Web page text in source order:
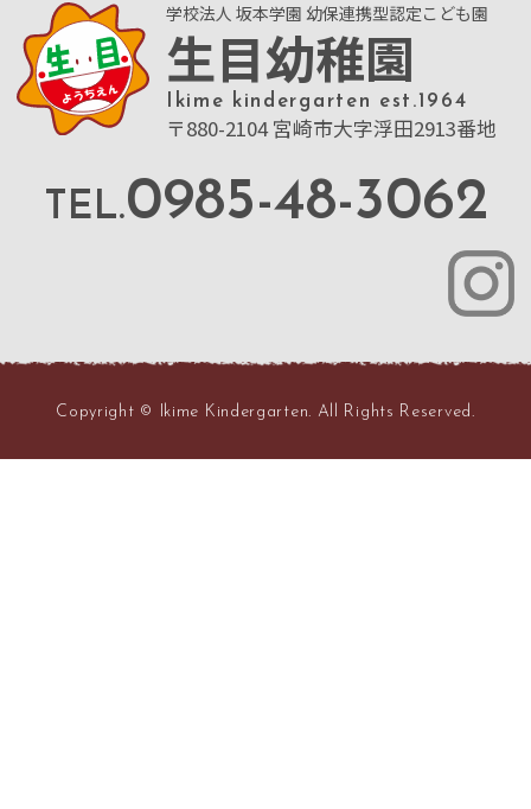
学校法人 坂本学園 幼保連携型認定こども園
生目幼稚園
Ikime kindergarten est.1964
〒880-2104 宮崎市大字浮田2913番地
TEL.0985-48-3062
Copyright © Ikime Kindergarten. All Rights Reserved.